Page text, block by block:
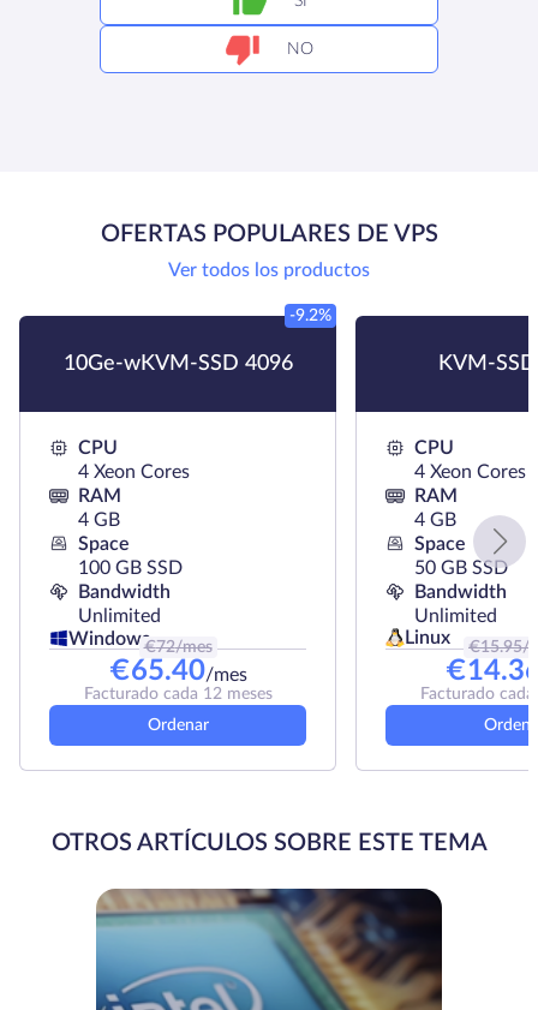
NO
OFERTAS POPULARES DE VPS
Ver todos los productos
10Ge-wKVM-SSD 4096
-9.2%
CPU
4 Xeon Cores
RAM
4 GB
Space
100 GB SSD
Bandwidth
Unlimited
Windows€72/mes
€65.40/mes
Facturado cada 12 meses
Ordenar
KVM-
CPU
4 Xeon Cores
RAM
4 GB
Space
50 GB SSD
Bandwidth
Unlimited
Linux
€15.95/
€
Facturado
OTROS ARTÍCULOS SOBRE ESTE TEMA